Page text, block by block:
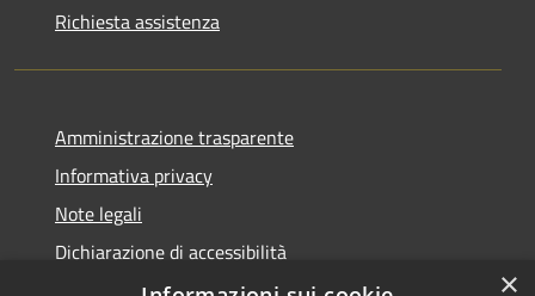
Richiesta assistenza
Amministrazione trasparente
Informativa privacy
Note legali
Dichiarazione di accessibilità
×